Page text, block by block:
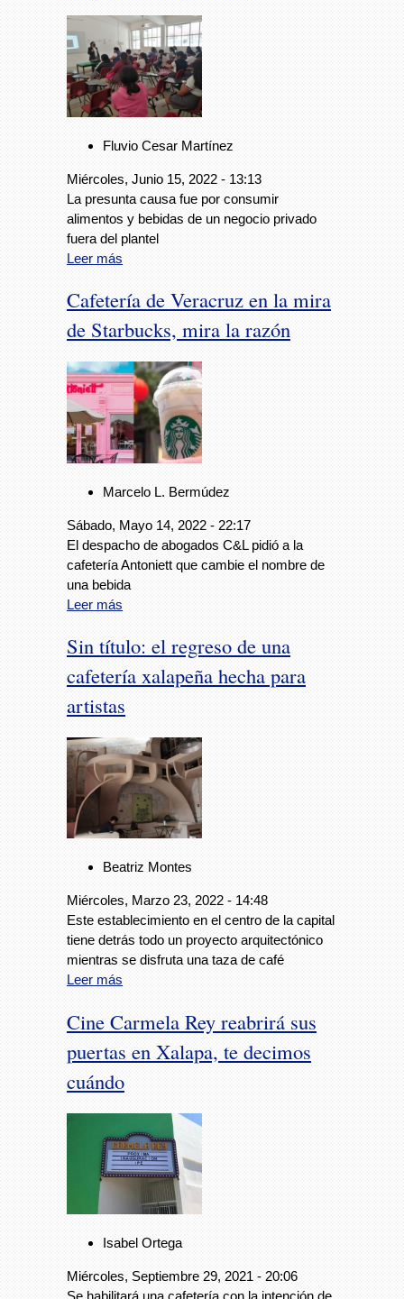
Fluvio Cesar Martínez
Miércoles, Junio 15, 2022 - 13:13
La presunta causa fue por consumir
alimentos y bebidas de un negocio privado
fuera del plantel
Leer más
Cafetería de Veracruz en la mira
de Starbucks, mira la razón
Marcelo L. Bermúdez
Sábado, Mayo 14, 2022 - 22:17
El despacho de abogados C&L pidió a la
cafetería Antoniett que cambie el nombre de
una bebida
Leer más
Sin título: el regreso de una
cafetería xalapeña hecha para
artistas
Beatriz Montes
Miércoles, Marzo 23, 2022 - 14:48
Este establecimiento en el centro de la capital
tiene detrás todo un proyecto arquitectónico
mientras se disfruta una taza de café
Leer más
Cine Carmela Rey reabrirá sus
puertas en Xalapa, te decimos
cuándo
Isabel Ortega
Miércoles, Septiembre 29, 2021 - 20:06